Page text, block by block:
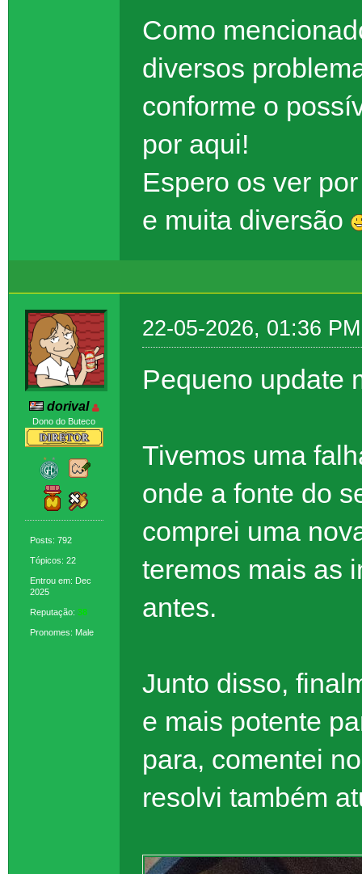
Como
diversos
conforme o
por aqui!
Espero os ver
e muita diversão
dorival
Dono do Buteco
Posts: 792
Tópicos: 22
Entrou em: Dec
2025
Reputação: 38
Pronomes: Male
22-05-2026, 01:36 PM
Pequeno update
Tivemos uma
onde a fonte do
comprei uma
teremos mais as
antes.
Junto disso,
e mais potente
para, comentei
resolvi também